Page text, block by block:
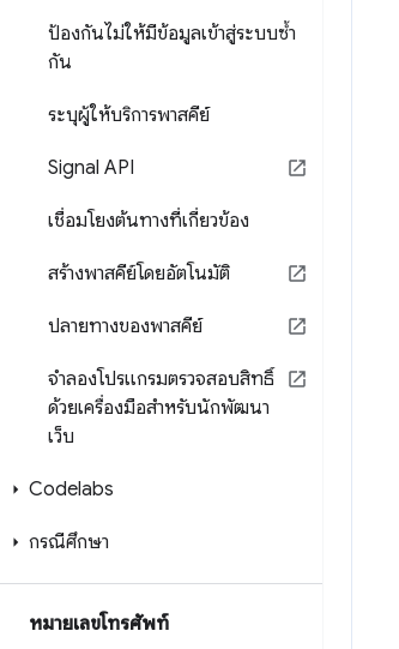
ป้องกันไม่ให้มีข้อมูลเข้าสู่ระบบซ้ำ
กัน
ระบุผู้ให้บริการพาสคีย์
Signal API
เชื่อมโยงต้นทางที่เกี่ยวข้อง
สร้างพาสคีย์โดยอัตโนมัติ
ปลายทางของพาสคีย์
จำลองโปรแกรมตรวจสอบสิทธิ์
ด้วยเครื่องมือสำหรับนักพัฒนา
เว็บ
Codelabs
กรณีศึกษา
หมายเลขโทรศัพท์